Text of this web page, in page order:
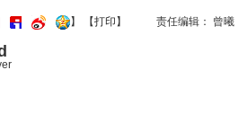
】 【打印 】 责任编辑： 曾曦